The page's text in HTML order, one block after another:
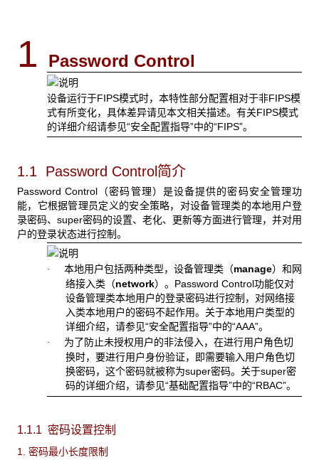
1 Password Control
设备运行于FIPS模式时，本特性部分配置相对于非FIPS模
式有所变化，具体差异请见本文相关描述。有关FIPS模式
的详细介绍请参见“安全配置指导”中的“FIPS”。
1.1 Password Control 简介
Password Control（密码管理）是设备提供的密码安全管理功
能，它根据管理员定义的安全策略，对设备管理类的本地用户登
录密码、super密码的设置、老化、更新等方面进行管理，并对用
户的登录状态进行控制。
· 本地用户包括两种类型，设备管理类（manage）和网
络接入类（network）。Password Control功能仅对
设备管理类本地用户的登录密码进行控制，对网络接
入类本地用户的密码不起作用。关于本地用户类型的
详细介绍，请参见“安全配置指导”中的“AAA”。
· 为了防止未授权用户的非法侵入，在进行用户角色切
换时，要进行用户身份验证，即需要输入用户角色切
换密码，这个密码就被称为super密码。关于super密
码的详细介绍，请参见“基础配置指导”中的“RBAC”。
1.1.1 密码设置控制
1. 密码最小长度限制